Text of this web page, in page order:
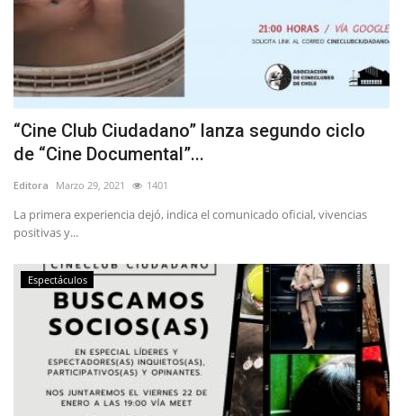
Política
Espectáculos
“Cine Club Ciudadano” lanza segundo ciclo
de “Cine Documental”...
Editora Marzo 29, 2021 1401
La primera experiencia dejó, indica el comunicado oficial, vivencias
positivas y...
Espectáculos